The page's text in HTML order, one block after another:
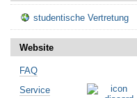
studentische Vertretung
Website
FAQ
Service